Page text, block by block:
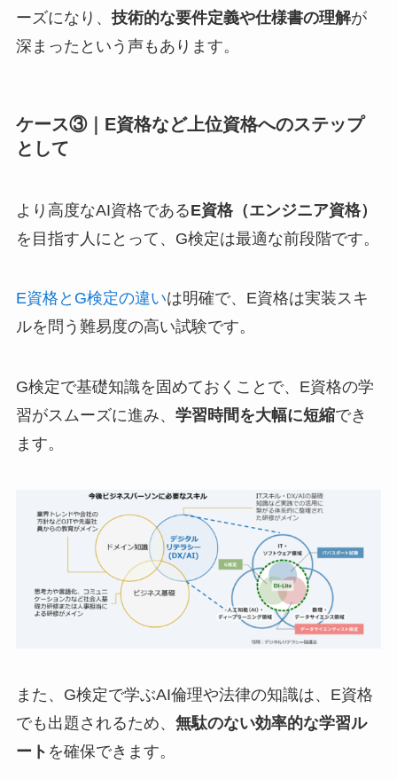
ーズになり、 技術的な要件定義や仕様書の理解が
深まったという声もあります。
ケース③｜E資格など上位資格へのステップ
として
より高度なAI資格であるE資格（エンジニア資格）
を目指す人にとって、G検定は最適な前段階です。
E資格とG検定の違いは明確で、E資格は実装スキ
ルを問う難易度の高い試験です。
G検定で基礎知識を固めておくことで、E資格の学
習がスムーズに進み、 学習時間を大幅に短縮でき
ます。
また、G検定で学ぶAI倫理や法律の知識は、E資格
でも出題されるため、 無駄のない効率的な学習ル
ート を確保できます。